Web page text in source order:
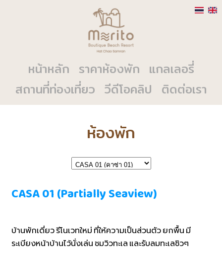
หน้าหลัก ราคาห้องพัก แกลเลอรี่
สถานที่ท่องเที่ยว วีดีโอคลิป ติดต่อเรา
ห้องพัก
CASA 01 (Partially Seaview)
บ้านพักเดี่ยว รีโนเวทใหม่ ที่ให้ความเป็นส่วนตัว ยกพื้น มี
ระเบียงหน้าบ้านไว้นั่งเล่น ชมวิวทะเล และรับลมทะเลชิวๆ